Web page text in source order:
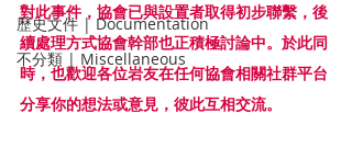
歷史文件 | Documentation
不分類 | Miscellaneous
對此事件，協會已與設置者取得初步聯繫，後
續處理方式協會幹部也正積極討論中。於此同
時，也歡迎各位岩友在任何協會相關社群平台
分享你的想法或意見，彼此互相交流。